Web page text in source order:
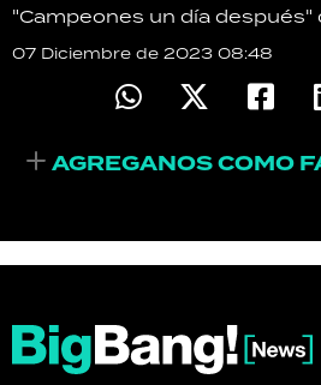
"Campeones un día después"
07 Diciembre de 2023 08:48
AGREGANOS COMO
RECETAS
PALABRAS
HORÓSCOPO
Seguinos